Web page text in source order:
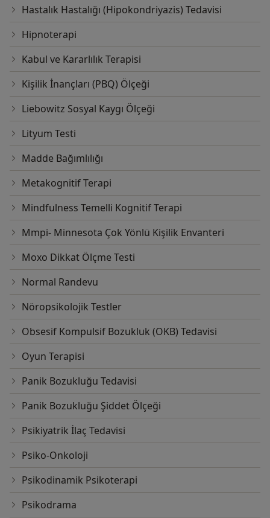
Hastalık Hastalığı (Hipokondriyazis) Tedavisi
Hipnoterapi
Kabul ve Kararlılık Terapisi
Kişilik İnançları (PBQ) Ölçeği
Liebowitz Sosyal Kaygı Ölçeği
Lityum Testi
Madde Bağımlılığı
Metakognitif Terapi
Mindfulness Temelli Kognitif Terapi
Mmpi- Minnesota Çok Yönlü Kişilik Envanteri
Moxo Dikkat Ölçme Testi
Normal Randevu
Nöropsikolojik Testler
Obsesif Kompulsif Bozukluk (OKB) Tedavisi
Oyun Terapisi
Panik Bozukluğu Tedavisi
Panik Bozukluğu Şiddet Ölçeği
Psikiyatrik İlaç Tedavisi
Psiko-Onkoloji
Psikodinamik Psikoterapi
Psikodrama